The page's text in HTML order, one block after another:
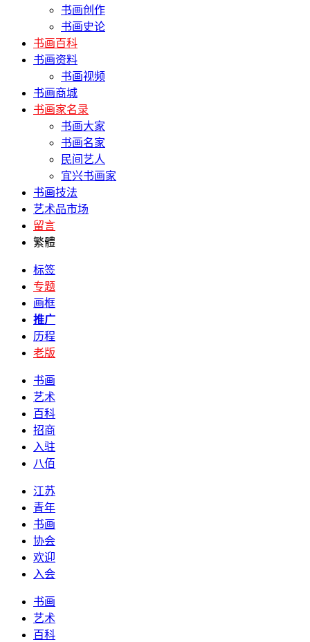
书画创作
书画史论
书画百科
书画资料
书画视频
书画商城
书画家名录
书画大家
书画名家
民间艺人
宜兴书画家
书画技法
艺术品市场
留言
繁體
标签
专题
画框
推广
历程
老版
书画
艺术
百科
招商
入驻
八佰
江苏
青年
书画
协会
欢迎
入会
书画
艺术
百科